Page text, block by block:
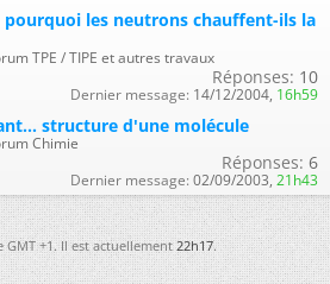
pourquoi les neutrons chauffent-ils la
TPE / TIPE et autres travaux
Réponses: 10
Dernier message: 14/12/2004, 16h59
structure d'une molécule
Chimie
Réponses: 6
Dernier message: 02/09/2003, 21h43
GMT +1. Il est actuellement 22h17.